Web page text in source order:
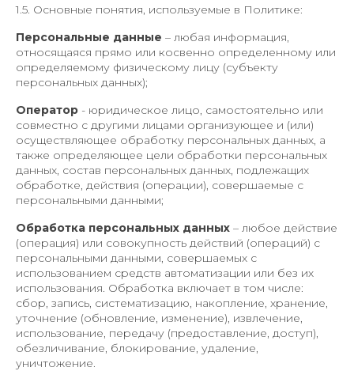
1.5. Основные понятия, используемые в Политике:
Персональные данные – любая информация,
относящаяся прямо или косвенно определенному или
определяемому физическому лицу (субъекту
персональных данных);
Оператор - юридическое лицо, самостоятельно или
совместно с другими лицами организующее и (или)
осуществляющее обработку персональных данных, а
также определяющее цели обработки персональных
данных, состав персональных данных, подлежащих
обработке, действия (операции), совершаемые с
персональными данными;
Обработка персональных данных – любое действие
(операция) или совокупность действий (операций) с
персональными данными, совершаемых с
использованием средств автоматизации или без их
использования. Обработка включает в том числе:
сбор, запись, систематизацию, накопление, хранение,
уточнение (обновление, изменение), извлечение,
использование, передачу (предоставление, доступ),
обезличивание, блокирование, удаление,
уничтожение.